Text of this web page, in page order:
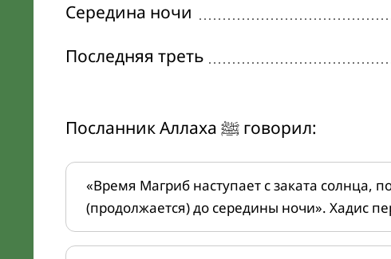
Середина ночи
Последняя треть
Посланник Аллаха ﷺ говорил:
«Время Магриб наступает с заката солнца,
(продолжается) до середины ночи». Хадис